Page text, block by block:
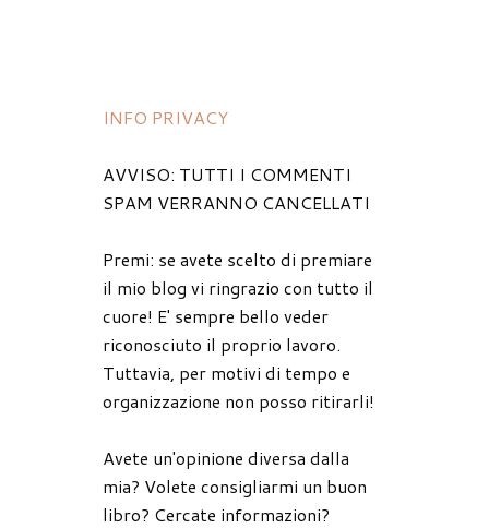
INFO PRIVACY
AVVISO: TUTTI I COMMENTI
SPAM VERRANNO CANCELLATI
Premi: se avete scelto di premiare
il mio blog vi ringrazio con tutto il
cuore! E' sempre bello veder
riconosciuto il proprio lavoro.
Tuttavia, per motivi di tempo e
organizzazione non posso ritirarli!
Avete un'opinione diversa dalla
mia? Volete consigliarmi un buon
libro? Cercate informazioni?